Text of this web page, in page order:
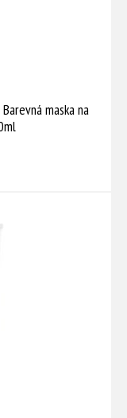
maska na